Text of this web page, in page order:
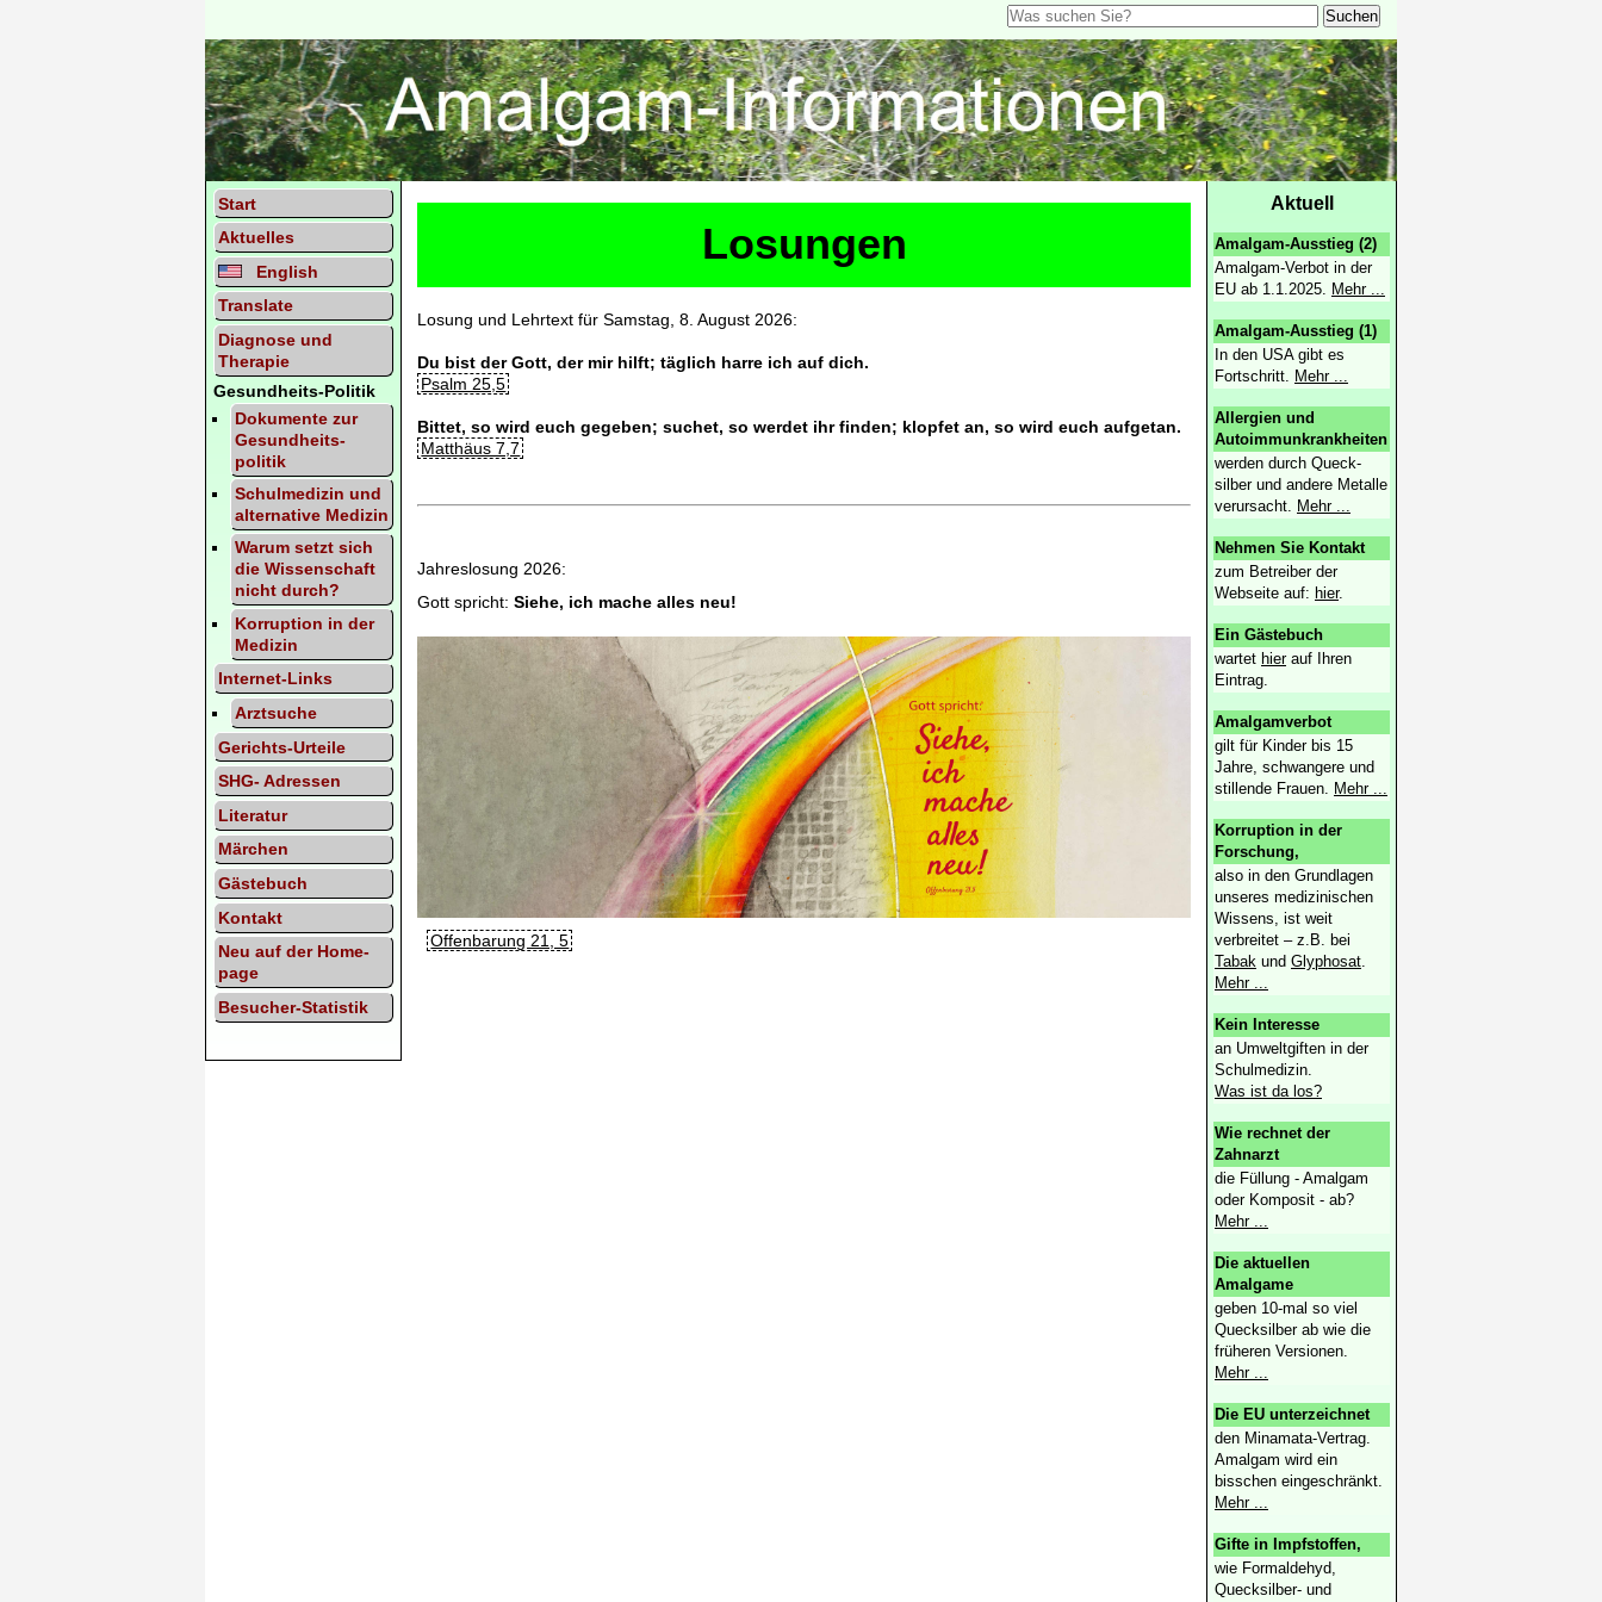
Start
Aktu­elles
English
Trans­late
Diagnose und
Therapie
Gesundheits-Politik
Doku­mente zur
Gesund­heits­
politik
Schul­medi­zin und
alter­native Medi­zin
Warum setzt sich
die Wissen­schaft
nicht durch?
Korrup­tion in der
Medi­zin
Inter­net-Links
Arzt­suche
Gerichts-Urteile
SHG- Adres­sen
Lite­ratur
Mär­chen
Gäste­buch
Kontakt
Neu auf der Home­
page
Besucher-Statistik
Losungen
Losung und Lehrtext für Samstag, 8. August 2026:
Du bist der Gott, der mir hilft; täglich harre ich auf dich.
Psalm 25,5
Bittet, so wird euch gegeben; suchet, so werdet ihr finden; klopfet an, so wird euch aufgetan.
Matthäus 7,7
Jahreslosung 2026:
Gott spricht:Siehe, ich mache alles neu!
Offenbarung 21, 5
Aktuell
Amalgam-Ausstieg (2)
Amalgam-Verbot in der
EU ab 1.1.2025.
Mehr ...
Amalgam-Ausstieg (1)
In den USA gibt es
Fortschritt.
Mehr ...
Allergien und
Autoimmunkrankheiten
werden durch Queck­
silber und andere Metalle
verursacht.
Mehr ...
Nehmen Sie Kontakt
zum Betreiber der
Webseite auf: hier.
Ein Gästebuch
wartet hierauf Ihren
Eintrag.
Amalgamverbot
gilt für Kinder bis 15
Jahre, schwangere und
stillende Frauen.
Mehr ...
Korruption in der
Forschung,
also in den Grundlagen
unseres medizinischen
Wissens, ist weit
verbreitet ‒ z.B. bei
Tabak und Glyphosat
Mehr ...
Kein Interesse
an Umweltgiften in der
Schulmedizin.
Was ist da los?
Wie rechnet der
Zahnarzt
die Füllung - Amalgam
oder Komposit - ab?
Mehr ...
Die aktuellen
Amalgame
geben 10-mal so viel
Quecksilber ab wie die
früheren Versionen.
Mehr ...
Die EU unterzeichnet
den Minamata-Vertrag.
Amalgam wird ein
bisschen eingeschränkt.
Mehr ...
Gifte in Impfstoffen,
wie Formaldehyd,
Quecksilber- und